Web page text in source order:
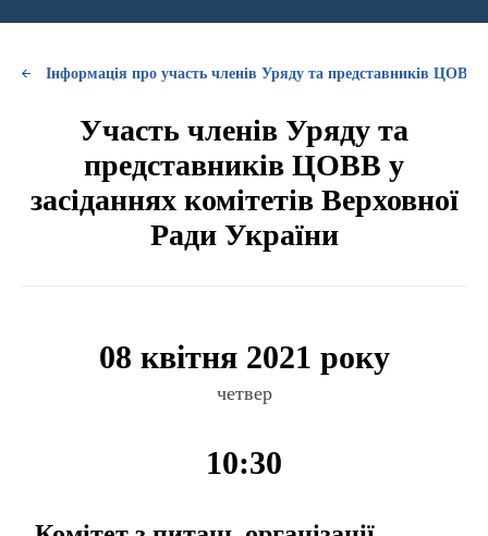
Інформація про участь членів Уряду та представників ЦОВВ
Участь членів Уряду та
представників ЦОВВ у
засіданнях комітетів Верховної
Ради України
08 квітня 2021 року
четвер
10:30